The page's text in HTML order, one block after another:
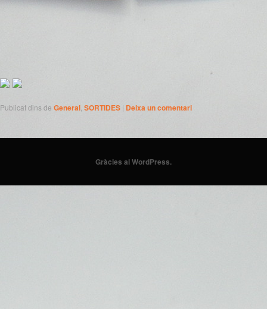
Publicat dins de General SORTIDES | Deixa un comentari
Gràcies al WordPress.